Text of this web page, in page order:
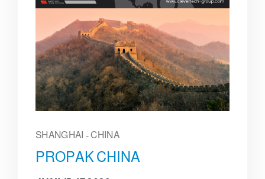
SHANGHAI - CHINA
PROPAK CHINA